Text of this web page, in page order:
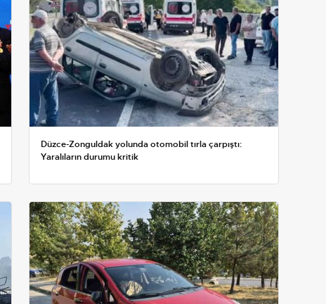
Düzce-Zonguldak yolunda otomobil tırla çarpıştı:
Yaralıların durumu kritik